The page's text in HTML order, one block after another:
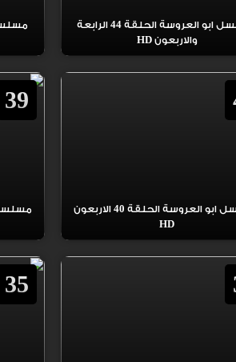
مسلسل ابو العروسة الحلقة 44 الرابعة
والاربعون HD
مسلسل ابو العروسة الحلقة 40 الاربعون
HD
39
35